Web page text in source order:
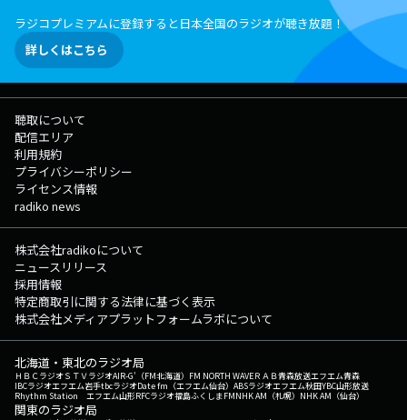
ラジコプレミアムに登録すると日本全国のラジオが聴き放題！
詳しくはこちら
聴取について
配信エリア
利用規約
プライバシーポリシー
ライセンス情報
radiko news
株式会社radikoについて
ニュースリリース
採用情報
特定商取引に関する法律に基づく表示
株式会社メディアプラットフォームラボについて
北海道・東北のラジオ局
ＨＢＣラジオＳＴＶラジオAIR-G'（FM北海道） FM NORTH WAVEＲＡＢ青森放送エフエム青森
IBCラジオエフエム岩手tbcラジオDate fm（エフエム仙台） ABSラジオエフエム秋田YBC山形放送
Rhythm Station エフエム山形RFCラジオ福島ふくしまFMNHK AM（札幌） NHK AM（仙台）
関東のラジオ局